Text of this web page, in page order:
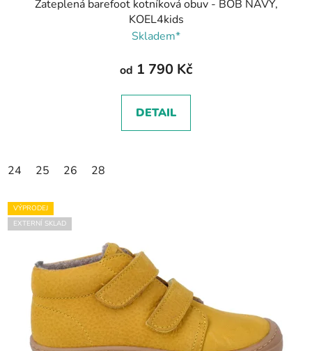
Zateplená barefoot kotníková obuv - BOB NAVY,
KOEL4kids
Skladem*
od 1 790 Kč
DETAIL
24 25 26 28
VÝPRODEJ
EXTERNÍ SKLAD